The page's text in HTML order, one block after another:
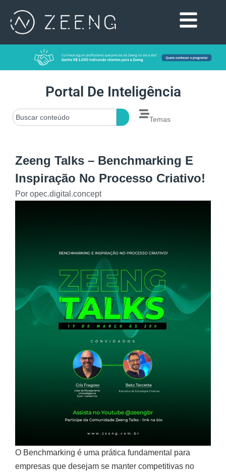
Portal De Inteligência
Temas
Zeeng Talks – Benchmarking E
Inspiração No Processo Criativo!
Por opec.digital.concept
O Benchmarking é uma prática fundamental para
empresas que desejam se manter competitivas no